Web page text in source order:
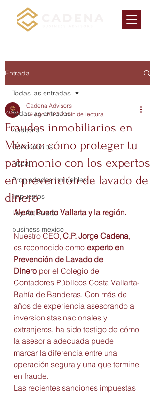
Entrada
Todas las entradas
Auditoría
Condominios
Fiscal
Propiedades Inmuebles
Impuestos
Ley Antilavado
business mexico
Todas las entradas
Fraudes inmobiliarios en
México: cómo proteger tu
patrimonio con los expertos
en prevención de lavado de
dinero
Cadena Advisors
19 ago 2025 2 min de lectura
Alerta Puerto Vallarta y la región.
Nuestro CEO, C.P. Jorge Cadena,
es reconocido como experto en
Prevención de Lavado de
Dinero por el Colegio de
Contadores Públicos Costa Vallarta-
Bahía de Banderas. Con más de
años de experiencia asesorando a
inversionistas nacionales y
extranjeros, ha sido testigo de cómo
la asesoría adecuada puede
marcar la diferencia entre una
operación segura y una que termine
en fraude.
Las recientes sanciones impuestas